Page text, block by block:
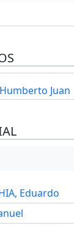
Juan
Eduardo